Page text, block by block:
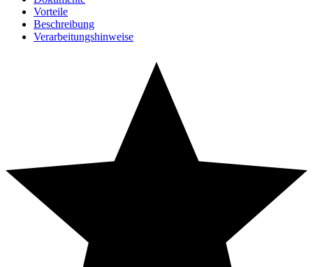
Vorteile
Beschreibung
Verarbeitungshinweise